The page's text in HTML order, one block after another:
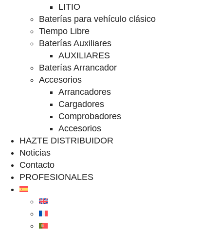
LITIO
Baterías para vehículo clásico
Tiempo Libre
Baterías Auxiliares
AUXILIARES
Baterías Arrancador
Accesorios
Arrancadores
Cargadores
Comprobadores
Accesorios
HAZTE DISTRIBUIDOR
Noticias
Contacto
PROFESIONALES